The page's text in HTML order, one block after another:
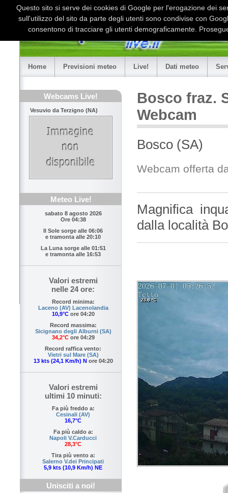
Home Previsioni meteo Live! Dati meteo
Webcams Live!
Vesuvio da Terzigno (NA)
Meteo Live!
sabato 8 agosto 2026
Ore 04:38
Il Sole sorge alle 06:06
e tramonta alle 20:10
La Luna sorge alle 01:51
e tramonta alle 16:53
Valori estremi
nelle 24 ore:
Record minima:
Laceno (AV) Lacenolandia
10,9°Core 04:20
Record massima:
Sicignano degli Alburni (SA)
34,2°Core 04:29
Record raffica vento:
Vietri sul Mare (SA)
13 kts (24,1 Km/h) N ore 04:20
Valori estremi
ultimi 10 minuti:
Fa più freddo a:
Cesinali (AV)
16,7°C
Fa più caldo a:
Napoli V.Carducci
28,3°C
Tira più vento a:
Salerno V.dei Principati
5,9 kts (10,9 Km/h) NE
Unisciti a noi!
Bosco fraz.
Webcam
Bosco (SA)
Webcam offerta
Magnifica
dalla località
Questo sito si serve dei cookies di Google per l'erogazione dei
sull'utilizzo del sito da parte degli utenti sono condivise con
consentono di tracciare gli utenti demograficamente.